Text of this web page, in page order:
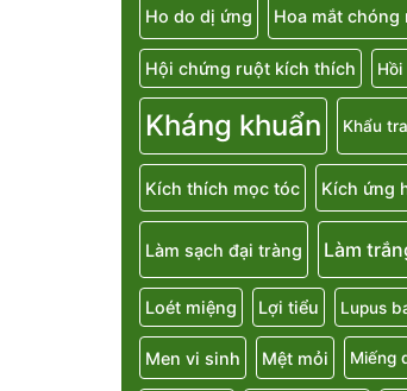
Ho do dị ứng Hoa mắt chóng
Hội chứng ruột kích thích
Kháng khuẩn Khẩu
Kích thích mọc tóc Kích ứng
Làm sạch đại tràng Làm
Loét miệng Lợi tiểu Lupus
Men vi sinh Mệt mỏi Miếng